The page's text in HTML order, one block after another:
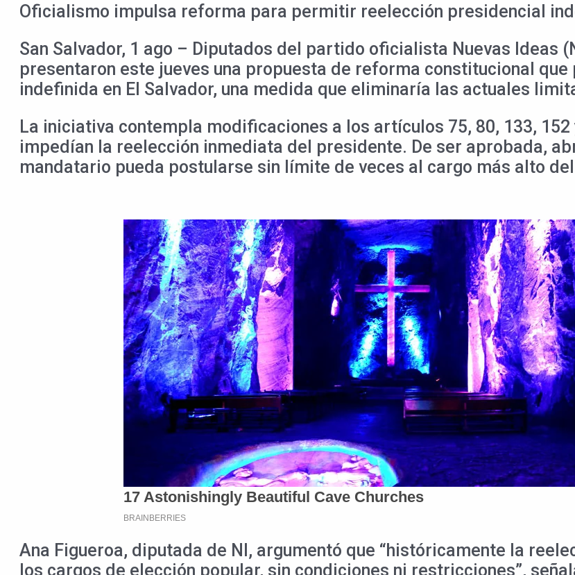
Oficialismo impulsa reforma para permitir reelección presidencial
San Salvador, 1 ago – Diputados del partido oficialista Nuevas Ideas
presentaron este jueves una propuesta de reforma constitucional
indefinida en El Salvador, una medida que eliminaría las actuales
La iniciativa contempla modificaciones a los artículos 75, 80, 133,
impedían la reelección inmediata del presidente. De ser aprobada,
mandatario pueda postularse sin límite de veces al cargo más alto
Ana Figueroa, diputada de NI, argumentó que “históricamente la
los cargos de elección popular, sin condiciones ni restricciones”,